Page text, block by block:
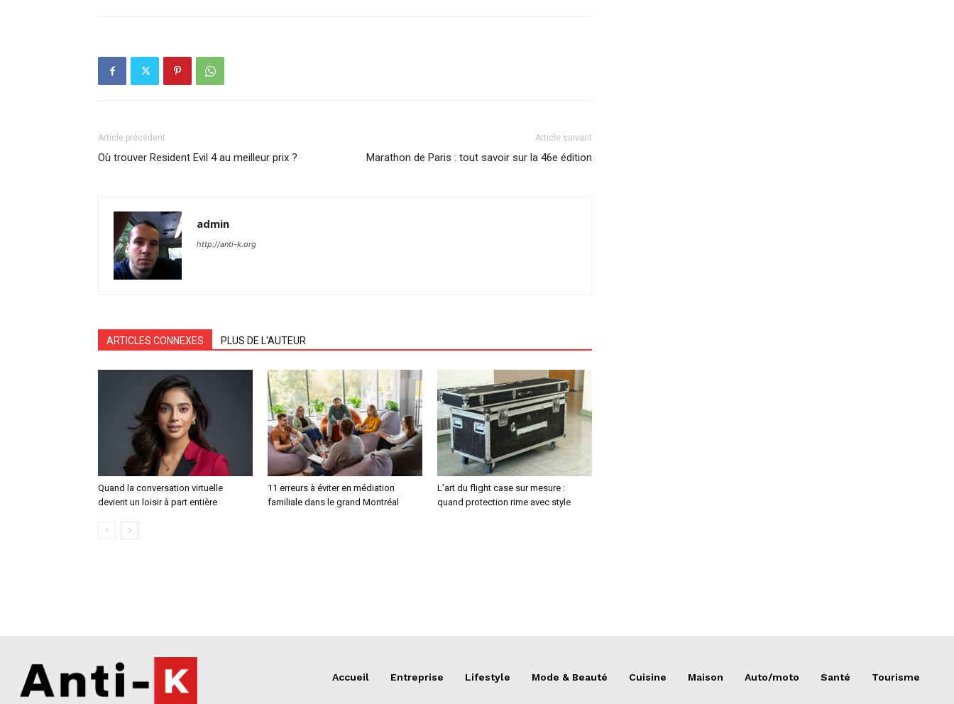
Article précédent
Où trouver Resident Evil 4 au meilleur prix ?
Article suivant
Marathon de Paris : tout savoir sur la 46e édition
admin
http://anti-k.org
ARTICLES CONNEXES PLUS DE L'AUTEUR
Quand la conversation virtuelle
devient un loisir à part entière
11 erreurs à éviter en médiation
familiale dans le grand Montréal
L’art du flight case sur mesure :
quand protection rime avec style
Accueil Entreprise Lifestyle Mode & Beauté Cuisine Maison Auto/moto Santé Tourisme